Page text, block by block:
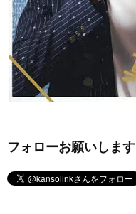
フォローお願いします